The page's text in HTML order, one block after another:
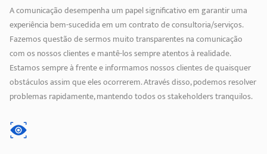
A comunicação desempenha um papel significativo em garantir uma
experiência bem-sucedida em um contrato de consultoria/serviços.
Fazemos questão de sermos muito transparentes na comunicação
com os nossos clientes e mantê-los sempre atentos à realidade.
Estamos sempre à frente e informamos nossos clientes de quaisquer
obstáculos assim que eles ocorrerem. Através disso, podemos resolver
problemas rapidamente, mantendo todos os stakeholders tranquilos.